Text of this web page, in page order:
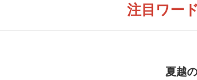
注目ワー
夏越